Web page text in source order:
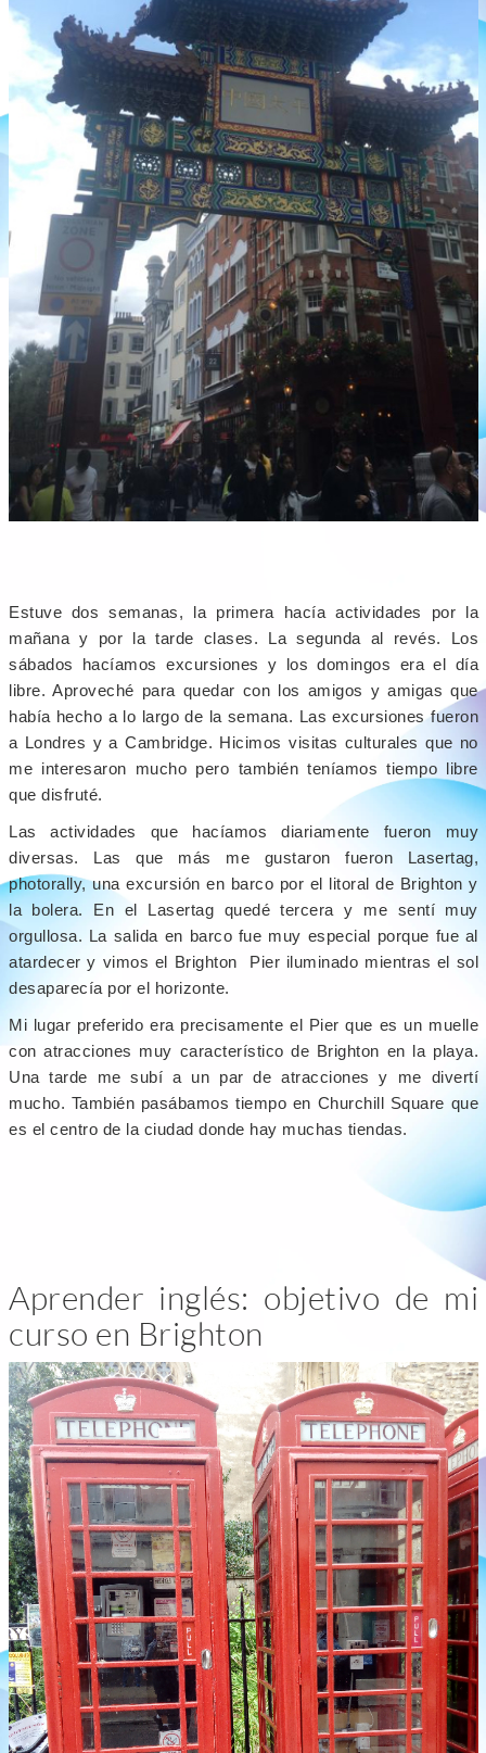
Estuve dos semanas, la primera hacía actividades por la
mañana y por la tarde clases. La segunda al revés. Los
sábados hacíamos excursiones y los domingos era el día
libre. Aproveché para quedar con los amigos y amigas que
había hecho a lo largo de la semana. Las excursiones fueron
a Londres y a Cambridge. Hicimos visitas culturales que no
me interesaron mucho pero también teníamos tiempo libre
que disfruté.
Las actividades que hacíamos diariamente fueron muy
diversas. Las que más me gustaron fueron Lasertag,
photorally, una excursión en barco por el litoral de Brighton y
la bolera. En el Lasertag quedé tercera y me sentí muy
orgullosa. La salida en barco fue muy especial porque fue al
atardecer y vimos el Brighton Pier iluminado mientras el sol
desaparecía por el horizonte.
Mi lugar preferido era precisamente el Pier que es un muelle
con atracciones muy característico de Brighton en la playa.
Una tarde me subí a un par de atracciones y me divertí
mucho. También pasábamos tiempo en Churchill Square que
es el centro de la ciudad donde hay muchas tiendas.
Aprender inglés: objetivo de mi
curso en Brighton